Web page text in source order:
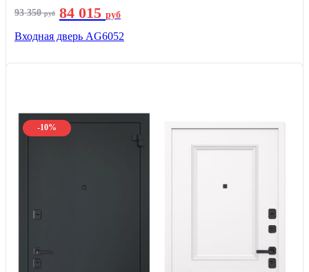
93 350руб 84 015 руб
Входная дверь AG6052
-10%